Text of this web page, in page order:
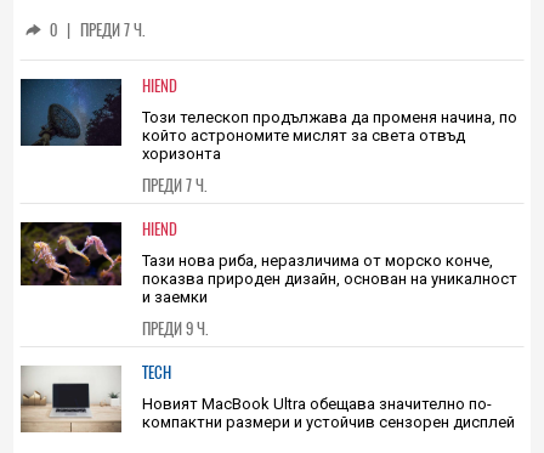
0 | ПРЕДИ 7 Ч.
HIEND
Този телескоп продължава да променя начина, по
който астрономите мислят за света отвъд
хоризонта
ПРЕДИ 7 Ч.
HIEND
Тази нова риба, неразличима от морско конче,
показва природен дизайн, основан на уникалност
и заемки
ПРЕДИ 9 Ч.
TECH
Новият MacBook Ultra обещава значително по-
компактни размери и устойчив сензорен дисплей